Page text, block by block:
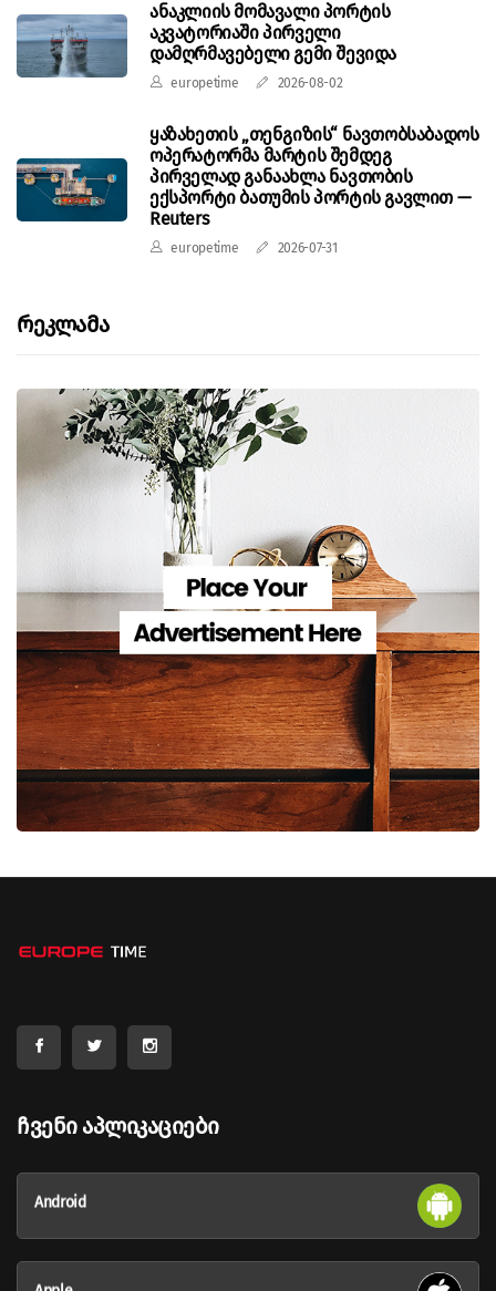
ანაკლიის მომავალი პორტის
აკვატორიაში პირველი
დამღრმავებელი გემი შევიდა
europetime 2026-08-02
ყაზახეთის „თენგიზის“ ნავთობსაბადოს
ოპერატორმა მარტის შემდეგ
პირველად განაახლა ნავთობის
ექსპორტი ბათუმის პორტის გავლით —
Reuters
europetime 2026-07-31
Რეკლამა
Ჩვენი Აპლიკაციები
Android